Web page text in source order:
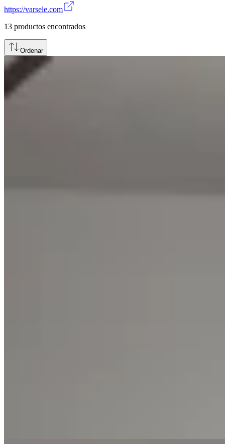
https://varsele.com
13 productos encontrados
Ordenar